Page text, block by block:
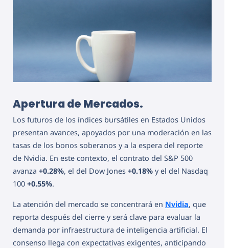
Apertura de Mercados.
Los futuros de los índices bursátiles en Estados Unidos
presentan avances, apoyados por una moderación en las
tasas de los bonos soberanos y a la espera del reporte
de Nvidia. En este contexto, el contrato del S&P 500
avanza +0.28%, el del Dow Jones +0.18% y el del Nasdaq
100 +0.55%.
La atención del mercado se concentrará en Nvidia, que
reporta después del cierre y será clave para evaluar la
demanda por infraestructura de inteligencia artificial. El
consenso llega con expectativas exigentes, anticipando